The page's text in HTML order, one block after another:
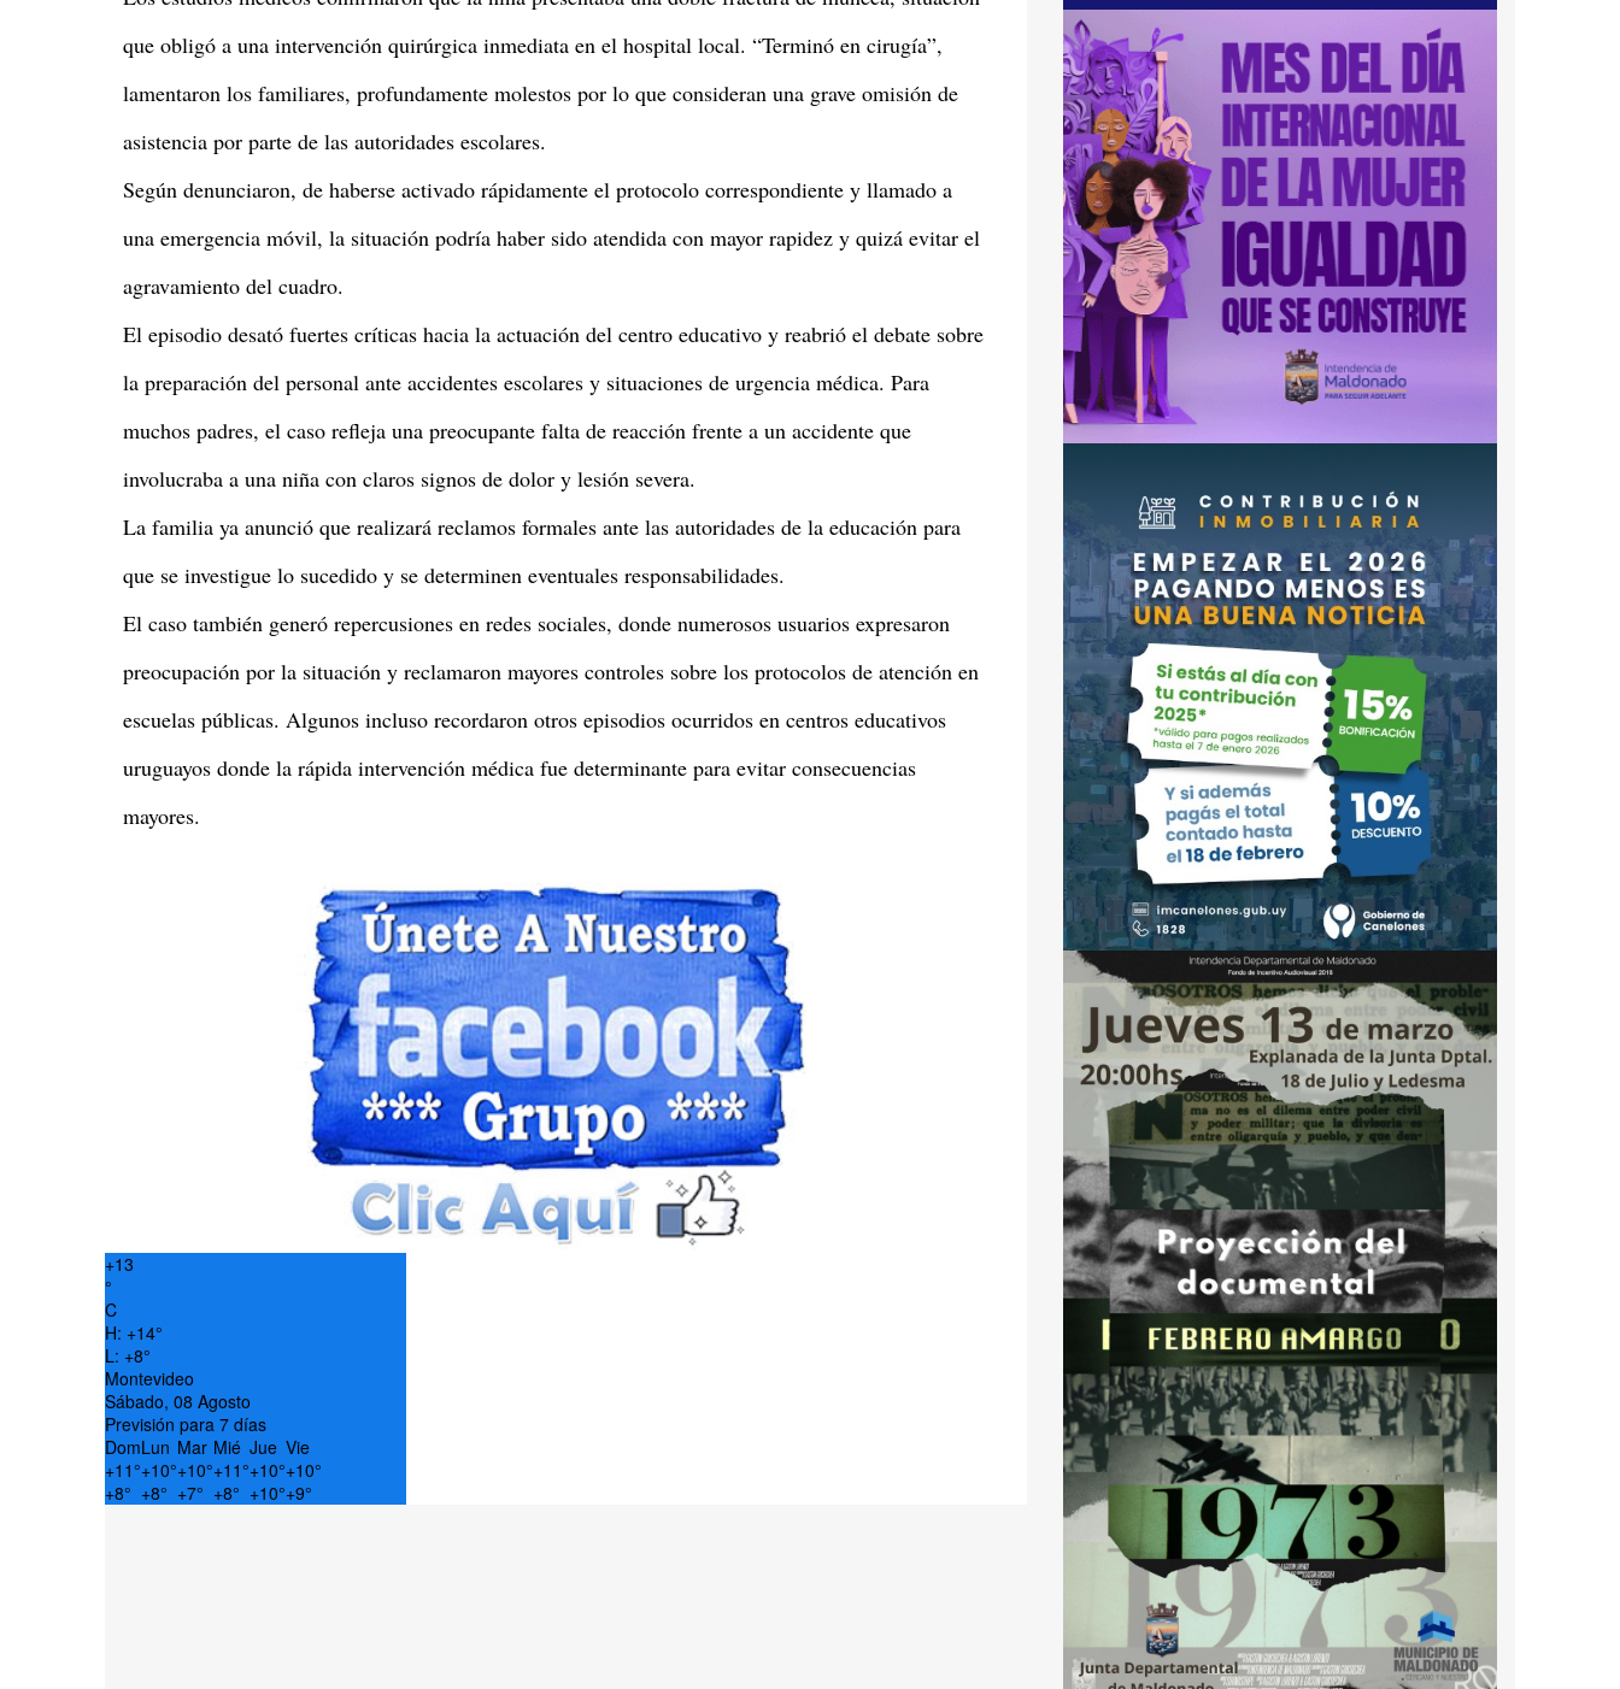
que obligó a una intervención quirúrgica inmediata en el hospital local. “Terminó en cirugía”,
lamentaron los familiares, profundamente molestos por lo que consideran una grave omisión de
asistencia por parte de las autoridades escolares.
Según denunciaron, de haberse activado rápidamente el protocolo correspondiente y llamado a
una emergencia móvil, la situación podría haber sido atendida con mayor rapidez y quizá evitar el
agravamiento del cuadro.
El episodio desató fuertes críticas hacia la actuación del centro educativo y reabrió el debate sobre
la preparación del personal ante accidentes escolares y situaciones de urgencia médica. Para
muchos padres, el caso refleja una preocupante falta de reacción frente a un accidente que
involucraba a una niña con claros signos de dolor y lesión severa.
La familia ya anunció que realizará reclamos formales ante las autoridades de la educación para
que se investigue lo sucedido y se determinen eventuales responsabilidades.
El caso también generó repercusiones en redes sociales, donde numerosos usuarios expresaron
preocupación por la situación y reclamaron mayores controles sobre los protocolos de atención en
escuelas públicas. Algunos incluso recordaron otros episodios ocurridos en centros educativos
uruguayos donde la rápida intervención médica fue determinante para evitar consecuencias
mayores.
+13
°
C
H: +14°
L: +8°
Montevideo
Sábado, 08 Agosto
Previsión para 7 días
DomLun Mar Mié Jue Vie
+11°+10°+10°+11°+10°+10°
+8° +8° +7° +8° +10°+9°